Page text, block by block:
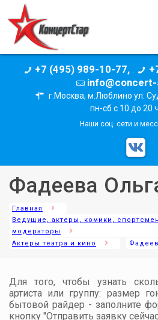
+7 (495) 989-10-77,
г.Москва, м.Люблино ул.
пн-сб с 10 до 20
Наши соц. сети и
Фадеева
Главная
Ведущие, актеры, комики,
модераторы
Актеры театра и кино
Для того, чтобы узнать
артиста или группу: размер
бытовой райдер - заполните
кнопку "Отправить заявку